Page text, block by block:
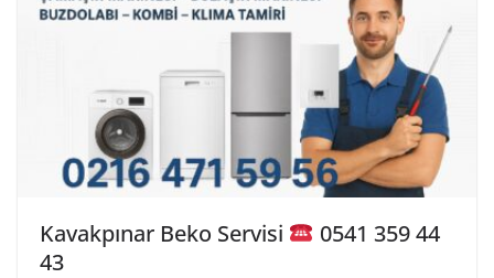
Kavakpınar Beko Servisi
0541 359 44
43